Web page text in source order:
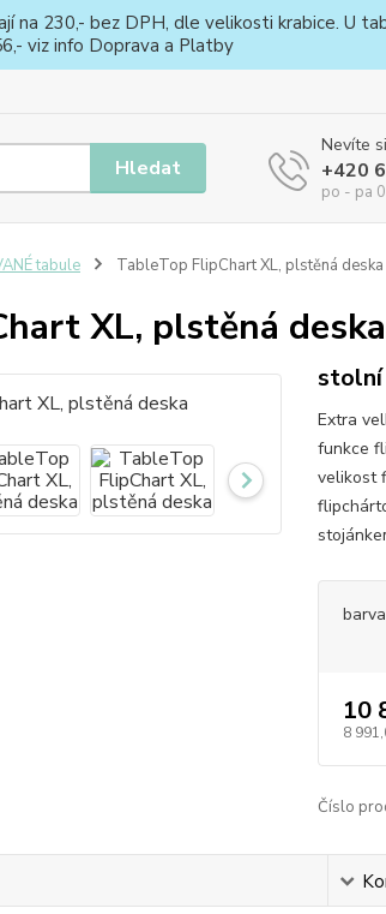
na 230,- bez DPH, dle velikosti krabice. U
viz info Doprava a Platby
Hledat
Nevíte
+420
po - pa
tabule TableTop FlipChart XL, plstěná deska
XL, plstěná deska
stolní
Extra
funkce
velikost
10
8
Číslo